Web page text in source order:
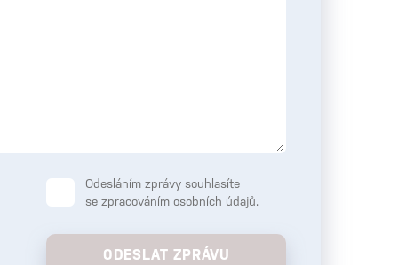
Odesláním zprávy souhlasíte
sezpracováním osobních údajů.
ODESLAT ZPRÁVU